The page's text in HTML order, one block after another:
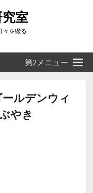
室
々を綴る
第2メニュー
ールデンウィ
やき